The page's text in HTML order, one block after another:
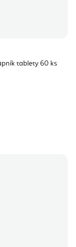
tablety 60 ks